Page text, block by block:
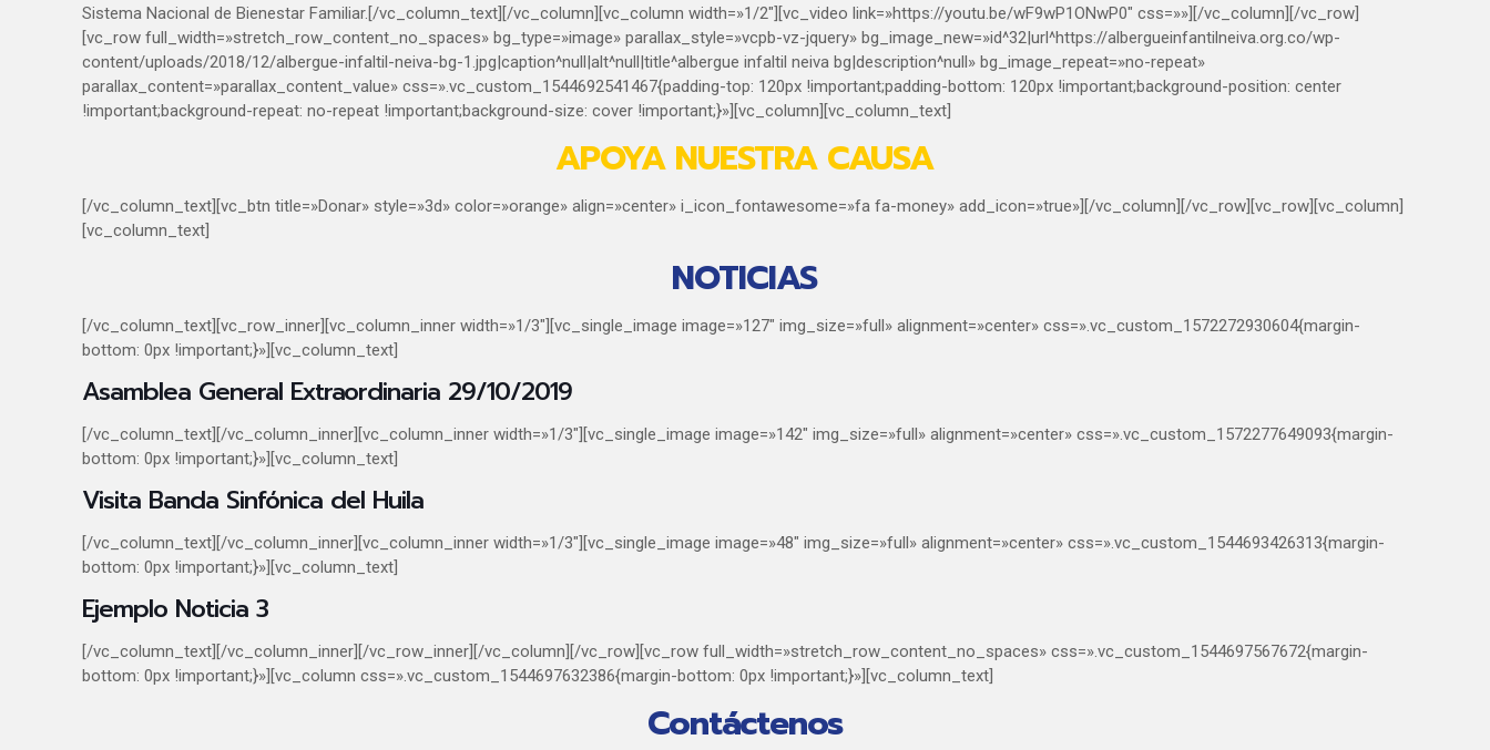
Sistema Nacional de Bienestar Familiar.[/vc_column_text][/vc_column][vc_column width=»1/2″][vc_video link=»https://youtu.be/wF9wP1ONwP0″ css=»»][/vc_column][/vc_row]
[vc_row full_width=»stretch_row_content_no_spaces» bg_type=»image» parallax_style=»vcpb-vz-jquery» bg_image_new=»id^32|url^https://albergueinfantilneiva.org.co/wp-
content/uploads/2018/12/albergue-infaltil-neiva-bg-1.jpg|caption^null|alt^null|title^albergue infaltil neiva bg|description^null» bg_image_repeat=»no-repeat»
parallax_content=»parallax_content_value» css=».vc_custom_1544692541467{padding-top: 120px !important;padding-bottom: 120px !important;background-position: center
!important;background-repeat: no-repeat !important;background-size: cover !important;}»][vc_column][vc_column_text]
APOYA NUESTRA CAUSA
[/vc_column_text][vc_btn title=»Donar» style=»3d» color=»orange» align=»center» i_icon_fontawesome=»fa fa-money» add_icon=»true»][/vc_column][/vc_row][vc_row][vc_column]
[vc_column_text]
NOTICIAS
[/vc_column_text][vc_row_inner][vc_column_inner width=»1/3″][vc_single_image image=»127″ img_size=»full» alignment=»center» css=».vc_custom_1572272930604{margin-
bottom: 0px !important;}»][vc_column_text]
Asamblea General Extraordinaria 29/10/2019
[/vc_column_text][/vc_column_inner][vc_column_inner width=»1/3″][vc_single_image image=»142″ img_size=»full» alignment=»center» css=».vc_custom_1572277649093{margin-
bottom: 0px !important;}»][vc_column_text]
Visita Banda Sinfónica del Huila
[/vc_column_text][/vc_column_inner][vc_column_inner width=»1/3″][vc_single_image image=»48″ img_size=»full» alignment=»center» css=».vc_custom_1544693426313{margin-
bottom: 0px !important;}»][vc_column_text]
Ejemplo Noticia 3
[/vc_column_text][/vc_column_inner][/vc_row_inner][/vc_column][/vc_row][vc_row full_width=»stretch_row_content_no_spaces» css=».vc_custom_1544697567672{margin-
bottom: 0px !important;}»][vc_column css=».vc_custom_1544697632386{margin-bottom: 0px !important;}»][vc_column_text]
Contáctenos